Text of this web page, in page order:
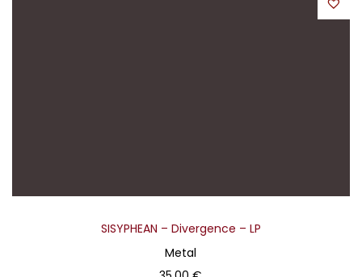
SISYPHEAN – Divergence – LP
Metal